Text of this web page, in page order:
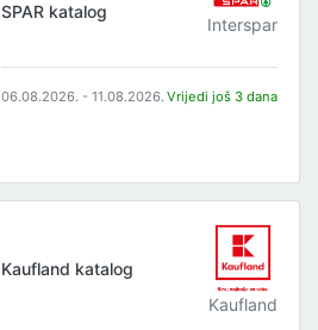
SPAR katalog
Interspar
06.08.2026. - 11.08.2026. Vrijedi još 3 dana
Kaufland katalog
Kaufland